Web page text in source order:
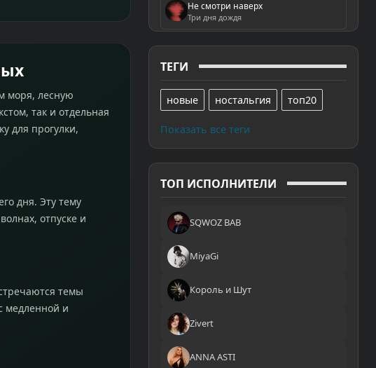
Не смотри наверх
Три дня дождя
ТЕГИ
новые ностальгия топ20
Показать все теги
ТОП ИСПОЛНИТЕЛИ
SQWOZ BAB
MiyaGi
Король и Шут
Zivert
ANNA ASTI
моря, лесную
так и отдельная
для прогулки,
дня. Эту тему
отпуске и
темы
медленной и